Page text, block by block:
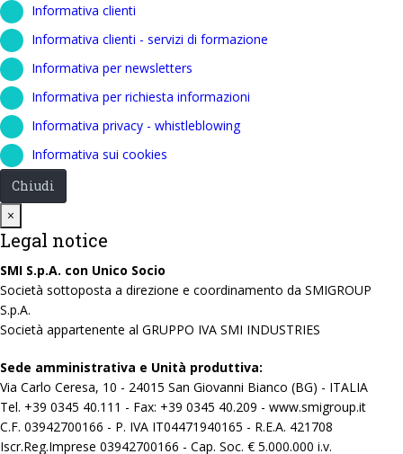
Informativa clienti
Informativa clienti - servizi di formazione
Informativa per newsletters
Informativa per richiesta informazioni
Informativa privacy - whistleblowing
Informativa sui cookies
Chiudi
×
Legal notice
SMI S.p.A. con Unico Socio
Società sottoposta a direzione e coordinamento da SMIGROUP
S.p.A.
Società appartenente al GRUPPO IVA SMI INDUSTRIES
Sede amministrativa e Unità produttiva:
Via Carlo Ceresa, 10 - 24015 San Giovanni Bianco (BG) - ITALIA
Tel. +39 0345 40.111 - Fax: +39 0345 40.209 - www.smigroup.it
C.F. 03942700166 - P. IVA IT04471940165 - R.E.A. 421708
Iscr.Reg.Imprese 03942700166 - Cap. Soc. € 5.000.000 i.v.